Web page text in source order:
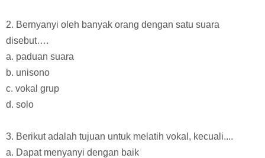
2. Bernyanyi oleh banyak orang dengan satu suara
disebut….
a. paduan suara
b. unisono
c. vokal grup
d. solo
3. Berikut adalah tujuan untuk melatih vokal, kecuali....
a. Dapat menyanyi dengan baik